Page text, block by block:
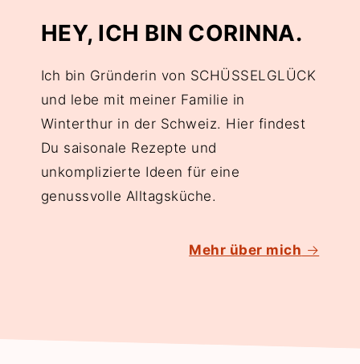
HEY, ICH BIN CORINNA.
Ich bin Gründerin von SCHÜSSELGLÜCK
und lebe mit meiner Familie in
Winterthur in der Schweiz. Hier findest
Du saisonale Rezepte und
unkomplizierte Ideen für eine
genussvolle Alltagsküche.
Mehr über mich